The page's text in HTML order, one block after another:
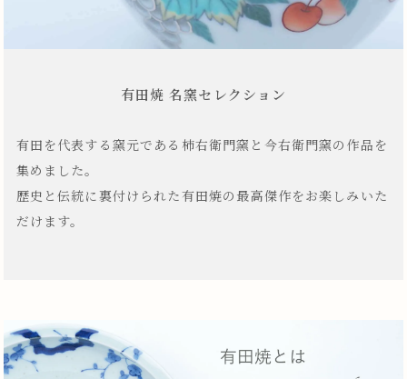
有田焼 名窯セレクション
有田を代表する窯元である柿右衛門窯と今右衛門窯の作品を
集めました。
歴史と伝統に裏付けられた有田焼の最高傑作をお楽しみいた
だけます。